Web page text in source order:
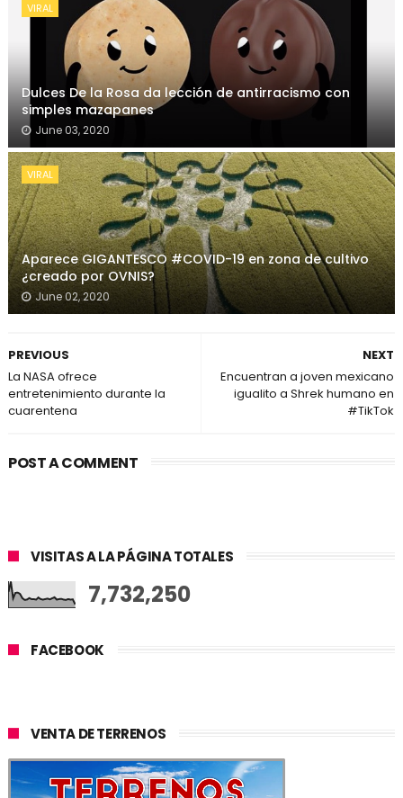
VIRAL
Dulces De la Rosa da lección de antirracismo con
simples mazapanes
June 03, 2020
VIRAL
Aparece GIGANTESCO #COVID-19 en zona de cultivo
¿creado por OVNIS?
June 02, 2020
NEXT
Encuentran a joven mexicano
igualito a Shrek humano en
#TikTok
PREVIOUS
La NASA ofrece
entretenimiento durante la
cuarentena
POST A COMMENT
VISITAS A LA PÁGINA TOTALES
7,732,250
FACEBOOK
VENTA DE TERRENOS